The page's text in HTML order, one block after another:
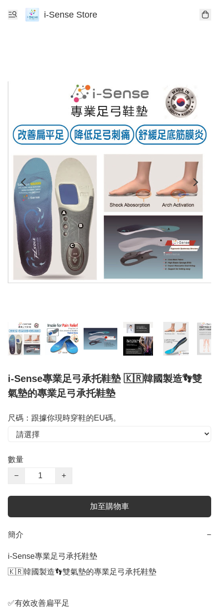
i-Sense Store
i-Sense專業足弓承托鞋墊 🇰🇷韓國製造👣雙
氣墊的專業足弓承托鞋墊
尺碼：跟據你現時穿鞋的EU碼。
數量
−
+
加至購物車
簡介 −
i-Sense專業足弓承托鞋墊
🇰🇷韓國製造👣雙氣墊的專業足弓承托鞋墊
✅有效改善扁平足